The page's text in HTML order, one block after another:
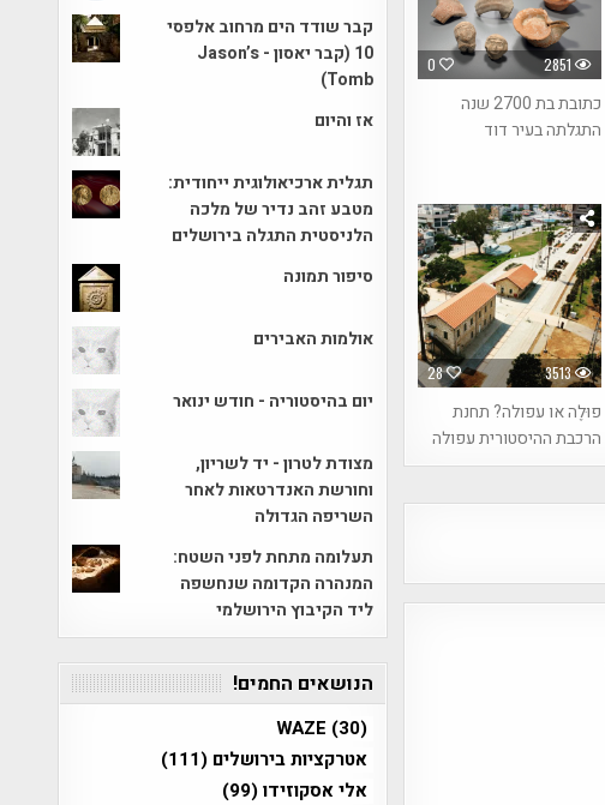
0 2851
כתובת בת 2700 שנה
התגלתה בעיר דוד
28 3513
פוּלֶה או עפולה? תחנת
הרכבת ההיסטורית עפולה
קבר שודד הים מרחוב אלפסי
10 (קבר יאסון - Jason’s
Tomb)
אז והיום
תגלית ארכיאולוגית ייחודית:
מטבע זהב נדיר של מלכה
הלניסטית התגלה בירושלים
סיפור תמונה
אולמות האבירים
יום בהיסטוריה - חודש ינואר
מצודת לטרון - יד לשריון,
וחורשת האנדרטאות לאחר
השריפה הגדולה
תעלומה מתחת לפני השטח:
המנהרה הקדומה שנחשפה
ליד הקיבוץ הירושלמי
הנושאים החמים!
WAZE (30)
אטרקציות בירושלים (111)
אלי אסקוזידו(99)